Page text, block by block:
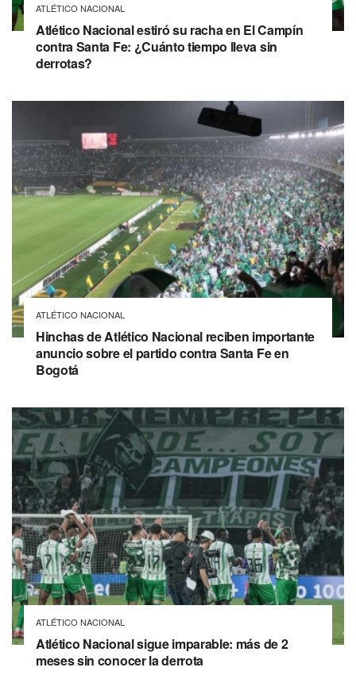
ATLÉTICO NACIONAL
Atlético Nacional estiró su racha en El Campín
contra Santa Fe: ¿Cuánto tiempo lleva sin
derrotas?
ATLÉTICO NACIONAL
Hinchas de Atlético Nacional reciben importante
anuncio sobre el partido contra Santa Fe en
Bogotá
ATLÉTICO NACIONAL
Atlético Nacional sigue imparable: más de 2
meses sin conocer la derrota